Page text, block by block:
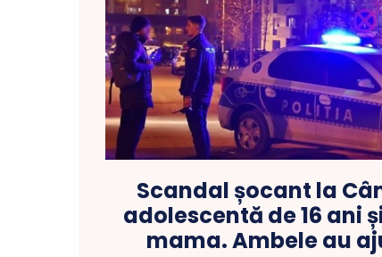
Scandal șocant la
adolescentă de 16 ani
mama. Ambele au